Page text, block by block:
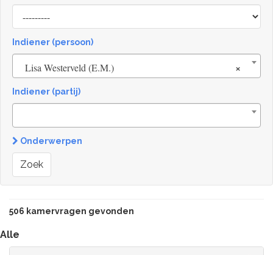
[invalid
name]
Indiener (persoon)
×
Lisa Westerveld (E.M.)
Indiener (partij)
Onderwerpen
Zoek
506 kamervragen gevonden
Alle